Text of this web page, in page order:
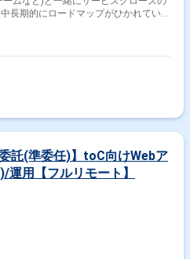
長期的にロードマップがひかれている
ションとり開発進めていただきます。
一部ツールにPythonを使用) ■
託(準委任)】toC向けWebア
用【フルリモート】